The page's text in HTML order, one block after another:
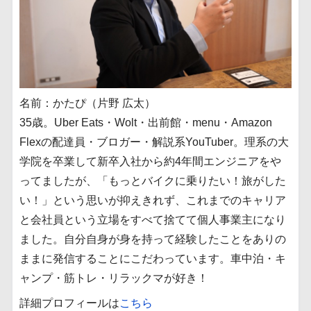
名前：かたぴ（片野 広太）
35歳。Uber Eats・Wolt・出前館・menu・Amazon
Flexの配達員・ブロガー・解説系YouTuber。理系の大
学院を卒業して新卒入社から約4年間エンジニアをや
ってましたが、「もっとバイクに乗りたい！旅がした
い！」という思いが抑えきれず、これまでのキャリア
と会社員という立場をすべて捨てて個人事業主になり
ました。自分自身が身を持って経験したことをありの
ままに発信することにこだわっています。車中泊・キ
ャンプ・筋トレ・リラックマが好き！
詳細プロフィールはこちら